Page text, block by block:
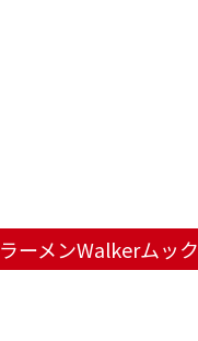
ラーメンWalkerムック